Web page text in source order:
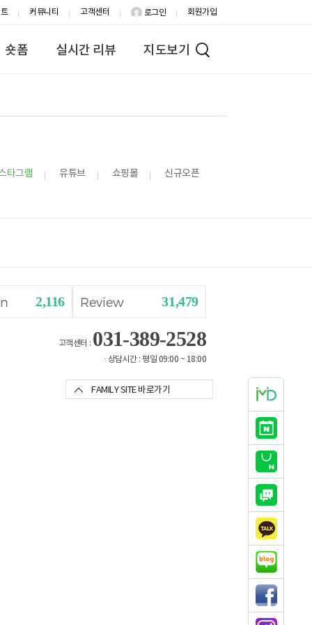
커뮤니티 고객센터 로그인 회원가입
숏폼 실시간 리뷰 지도보기
타그램 유튜브 쇼핑몰 신규오픈
FAMILY SITE 바로가기
2,116 Review 31,479
고객센터 : 031-389-2528
· 상담시간 : 평일 09:00 ~ 18:00